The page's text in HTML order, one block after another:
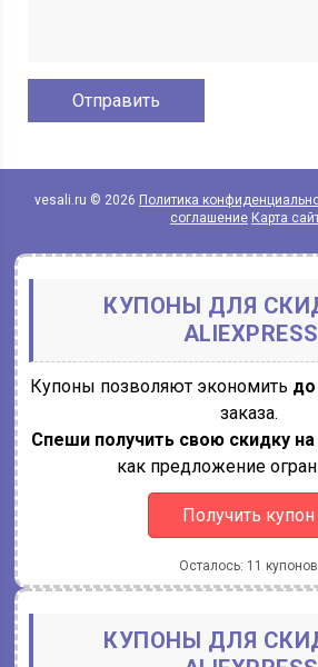
vesali.ru © 2026 Политика
соглашение Карта
КУПОНЫ ДЛЯ
ALIEXPRESS
Купоны позволяют экономить до
заказа.
Спеши получить свою скидку
как предложение
Получить купон
Осталось: 11 купонов
КУПОНЫ ДЛЯ